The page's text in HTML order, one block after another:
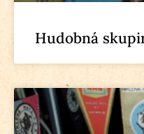
Hudobná